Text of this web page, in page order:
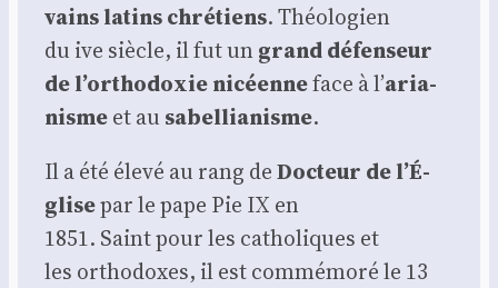
vains latins chré­tiens. Théo­lo­gien
du ive siècle, il fut ungrand défen­seur
de l’or­tho­doxie nicéenneface à l’aria­
nismeet au sabel­lia­nisme.
Il a été éle­vé au rang deDoc­teur de l’É­
glisepar le pape Pie IX en
1851. Saint pour les catho­liques et
les ortho­doxes, il est com­mé­mo­ré le 13